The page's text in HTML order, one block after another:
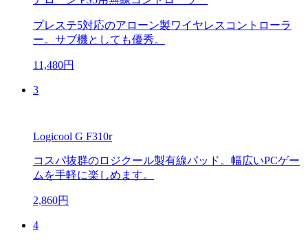
プレステ5対応のアローン製ワイヤレスコントローラ
ー。サブ機としても優秀。
11,480円
3
Logicool G F310r
コスパ抜群のロジクール製有線パッド。幅広いPCゲー
ムを手軽に楽しめます。
2,860円
4